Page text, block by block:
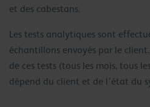
et des cabestans.
Les tests analytiques sont
échantillons envoyés par le client.
de ces tests (tous les mois, tous
dépend du client et de l’état du